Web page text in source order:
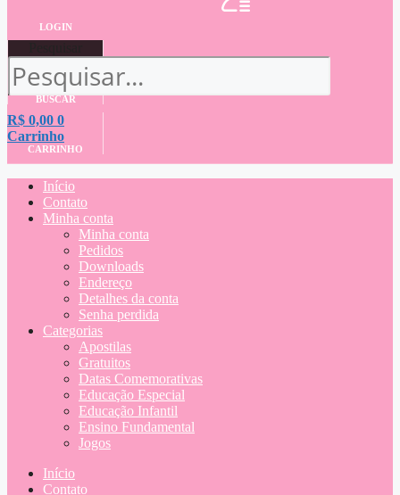
LOGIN
BUSCAR
R$ 0,00 0
Carrinho
CARRINHO
Início
Contato
Minha conta
Minha conta
Pedidos
Downloads
Endereço
Detalhes da conta
Senha perdida
Categorias
Apostilas
Gratuitos
Datas Comemorativas
Educação Especial
Educação Infantil
Ensino Fundamental
Jogos
Início
Contato